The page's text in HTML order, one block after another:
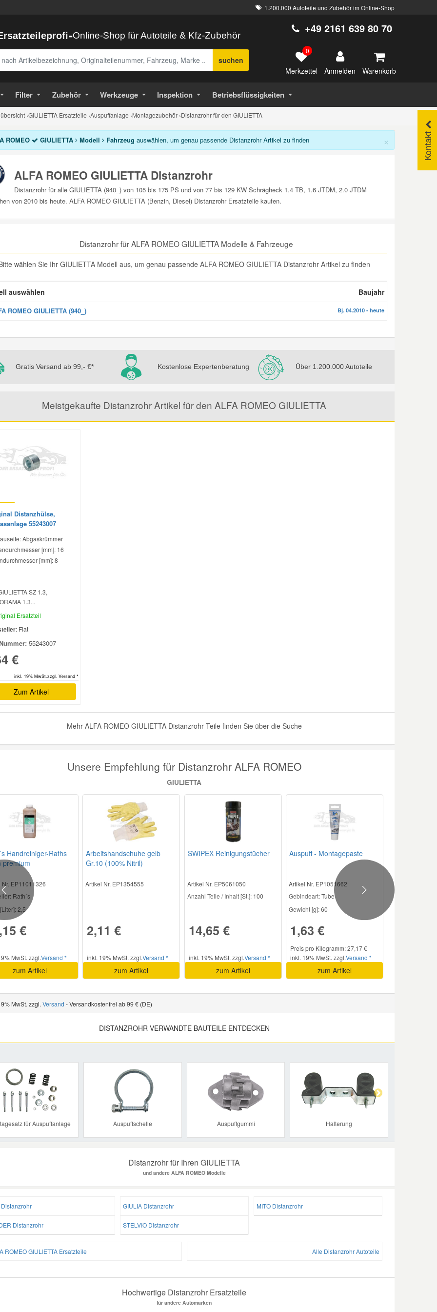
1.200.000 Autoteile und Zubehör im Online-Shop
-Online-Shop für Autoteile & Kfz-Zubehör
suchen
+49 2161 639 80 70
0
Merkzettel Anmelden Warenkorb
Filter Zubehör Werkzeuge Inspektion Betriebsflüssigkeiten
›GIULIETTA Ersatzteile ›Auspuffanlage ›Montagezubehör ›Distanzrohr für den GIULIETTA
Kontakt
×
ROMEO GIULIETTA Modell Fahrzeug auswählen, um genau passende Distanzrohr Artikel zu finden
ALFA ROMEO GIULIETTA Distanzrohr
Distanzrohr für alle GIULIETTA (940_) von 105 bis 175 PS und von 77 bis 129 KW Schrägheck 1.4 TB, 1.6 JTDM, 2.0 JTDM
von 2010 bis heute. ALFA ROMEO GIULIETTA (Benzin, Diesel) Distanzrohr Ersatzteile kaufen.
Distanzrohr für ALFA ROMEO GIULIETTA Modelle & Fahrzeuge
wählen Sie Ihr GIULIETTA Modell aus, um genau passende ALFA ROMEO GIULIETTA Distanzrohr Artikel zu finden
auswählen Baujahr
ROMEO GIULIETTA (940_) Bj. 04.2010 - heute
Gratis Versand ab 99,- €* Kostenlose Expertenberatung Über 1.200.000 Autoteile
Meistgekaufte Distanzrohr Artikel für den ALFA ROMEO GIULIETTA
Distanzhülse,
55243007
Abgaskrümmer
[mm]: 16
[mm]: 8
SZ 1.3,
1.3...
Ersatzteil
: Fiat
55243007
€
inkl. 19% MwSt.zzgl. Versand *
Zum Artikel
Mehr ALFA ROMEO GIULIETTA Distanzrohr Teile finden Sie über die Suche
Unsere Empfehlung für Distanzrohr ALFA ROMEO
GIULIETTA
Handreiniger-Raths
premium
Nr. EP11011326
: Rath´s
2,5
€
MwSt. zzgl.Versand *
zum Artikel
Arbeitshandschuhe gelb
Gr.10 (100% Nitril)
Artikel Nr. EP1354555
2,11 €
inkl. 19% MwSt. zzgl.Versand *
zum Artikel
SWIPEX Reinigungstücher
Artikel Nr. EP5061050
Anzahl Teile / Inhalt [St.]:100
14,65 €
inkl. 19% MwSt. zzgl.Versand *
zum Artikel
Auspuff - Montagepaste
Artikel Nr. EP1051662
Gebindeart:Tube
Gewicht [g]:60
1,63 €
Preis pro Kilogramm: 27,17 €
inkl. 19% MwSt. zzgl.Versand *
zum Artikel
Previous Next
MwSt. zzgl. Versand - Versandkostenfrei ab 99 € (DE)
DISTANZROHR VERWANDTE BAUTEILE ENTDECKEN
für Auspuffanlage Auspuffschelle Auspuffgummi Halterung
Previous
Distanzrohr für Ihren GIULIETTA
und andere ALFA ROMEO Modelle
GIULIA Distanzrohr MITO Distanzrohr
Distanzrohr STELVIO Distanzrohr
ROMEO GIULIETTA Ersatzteile Alle Distanzrohr Autoteile
Hochwertige Distanzrohr Ersatzteile
für andere Automarken